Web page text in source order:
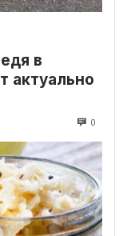
в
актуально
0